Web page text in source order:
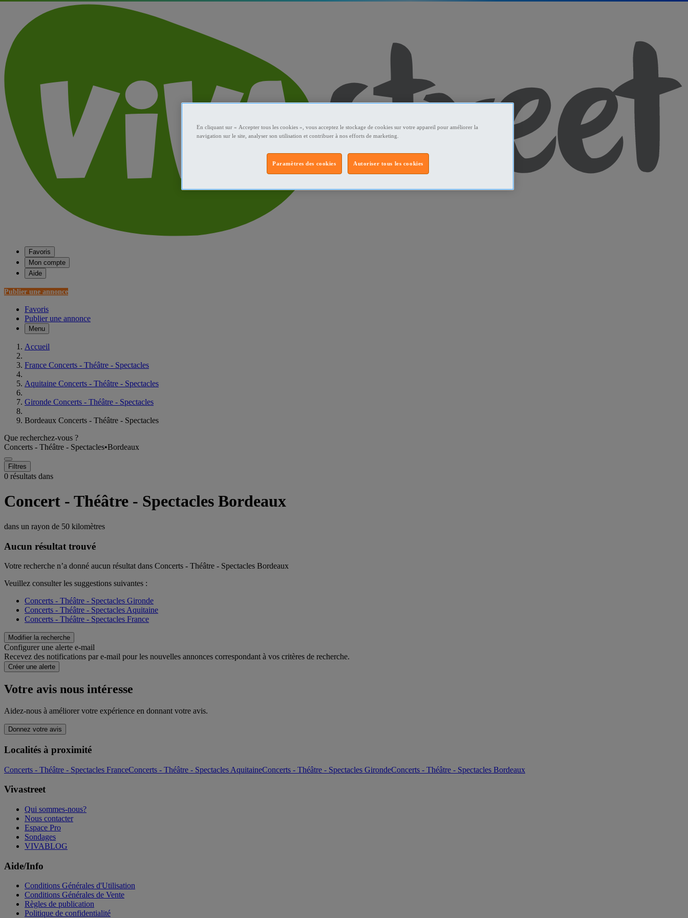
Favoris
Mon compte
Aide
Publier une annonce
Favoris
Publier une annonce
Menu
Accueil
France Concerts - Théâtre - Spectacles
Aquitaine Concerts - Théâtre - Spectacles
Gironde Concerts - Théâtre - Spectacles
Bordeaux Concerts - Théâtre - Spectacles
Que recherchez-vous ?
Concerts - Théâtre - Spectacles•Bordeaux
Filtres
0 résultats dans
Concert - Théâtre - Spectacles Bordeaux
dans un rayon de 50 kilomètres
Aucun résultat trouvé
Votre recherche n’a donné aucun résultat dans Concerts - Théâtre - Spectacles Bordeaux
Veuillez consulter les suggestions suivantes :
Concerts - Théâtre - Spectacles Gironde
Concerts - Théâtre - Spectacles Aquitaine
Concerts - Théâtre - Spectacles France
Modifier la recherche
Configurer une alerte e-mail
Recevez des notifications par e-mail pour les nouvelles annonces correspondant à vos critères de recherche.
Créer une alerte
Votre avis nous intéresse
Aidez-nous à améliorer votre expérience en donnant votre avis.
Donnez votre avis
Localités à proximité
Concerts - Théâtre - Spectacles FranceConcerts - Théâtre - Spectacles AquitaineConcerts - Théâtre - Spectacles GirondeConcerts - Théâtre - Spectacles Bordeaux
Vivastreet
Qui sommes-nous?
Nous contacter
Espace Pro
Sondages
VIVABLOG
Aide/Info
Conditions Générales d'Utilisation
Conditions Générales de Vente
Règles de publication
Politique de confidentialité
En cliquant sur « Accepter tous les cookies », vous acceptez le stockage de cookies sur votre appareil pour améliorer la
navigation sur le site, analyser son utilisation et contribuer à nos efforts de marketing.
Autoriser tous les cookies
Paramètres des cookies